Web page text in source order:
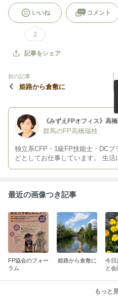
いいね
2
コメント
記事をシェア
前の記事
姫路から倉敷に
《みずえFPオフィス》高
群馬のFP高橋瑞枝
独立系CFP・1級FP技能士・DC
どとしてお仕事しています。 生
日々の出来事など綴っていきます
最近の画像つき記事
FP協会のフォー
ラム
姫路から倉敷に
今日
と会
もっと